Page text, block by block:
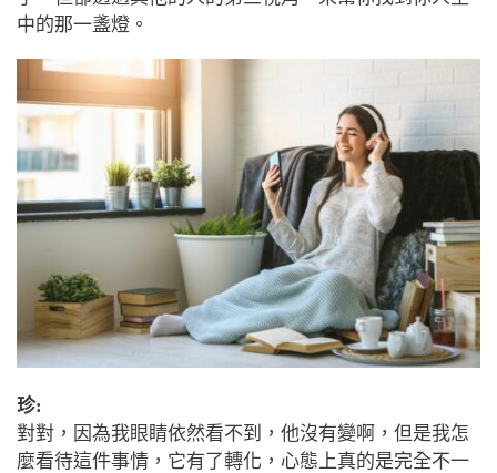
中的那一盞燈。
珍:
對對，因為我眼睛依然看不到，他沒有變啊，但是我怎
麼看待這件事情，它有了轉化，心態上真的是完全不一